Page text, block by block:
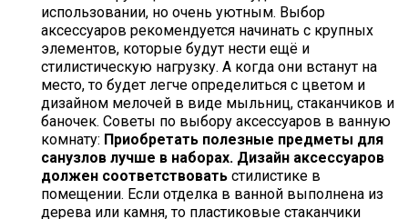
использовании, но очень уютным. Выбор
аксессуаров рекомендуется начинать с крупных
элементов, которые будут нести ещё и
стилистическую нагрузку. А когда они встанут на
место, то будет легче определиться с цветом и
дизайном мелочей в виде мыльниц, стаканчиков и
баночек. Советы по выбору аксессуаров в ванную
комнату: Приобретать полезные предметы для
санузлов лучше в наборах. Дизайн аксессуаров
должен соответствовать стилистике в
помещении. Если отделка в ванной выполнена из
дерева или камня, то пластиковые стаканчики